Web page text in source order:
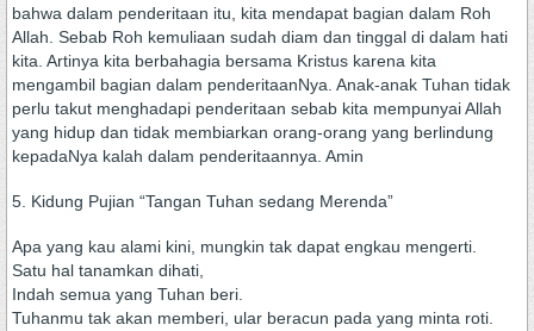
bahwa dalam penderitaan itu, kita mendapat bagian dalam Roh
Allah. Sebab Roh kemuliaan sudah diam dan tinggal di dalam hati
kita. Artinya kita berbahagia bersama Kristus karena kita
mengambil bagian dalam penderitaanNya. Anak-anak Tuhan tidak
perlu takut menghadapi penderitaan sebab kita mempunyai Allah
yang hidup dan tidak membiarkan orang-orang yang berlindung
kepadaNya kalah dalam penderitaannya. Amin
5. Kidung Pujian “Tangan Tuhan sedang Merenda”
Apa yang kau alami kini, mungkin tak dapat engkau mengerti.
Satu hal tanamkan dihati,
Indah semua yang Tuhan beri.
Tuhanmu tak akan memberi, ular beracun pada yang minta roti.